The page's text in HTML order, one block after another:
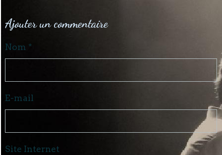
Ajouter un commentaire
Nom
E-mail
Site Internet